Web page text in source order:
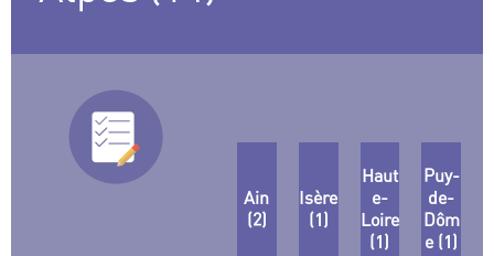
Ain
(2)
Isère
(1)
Haut
e-
Loire
(1)
Puy-
de-
Dôm
e (1)